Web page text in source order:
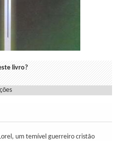
livro?
um temível guerreiro cristão